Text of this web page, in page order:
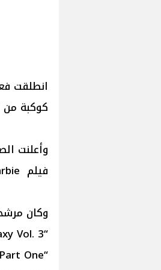
كوكبة من
وأعلنت
فيلم Barbie لجائزة أفضل إنجاز بشباك التذاكر هذا العام.